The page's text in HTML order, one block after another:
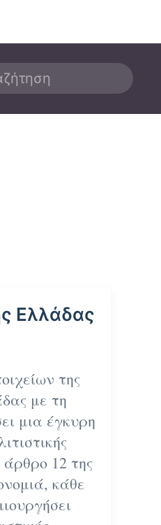
Ελλάδας
της
με τη
μια έγκυρη
12 της
κάθε